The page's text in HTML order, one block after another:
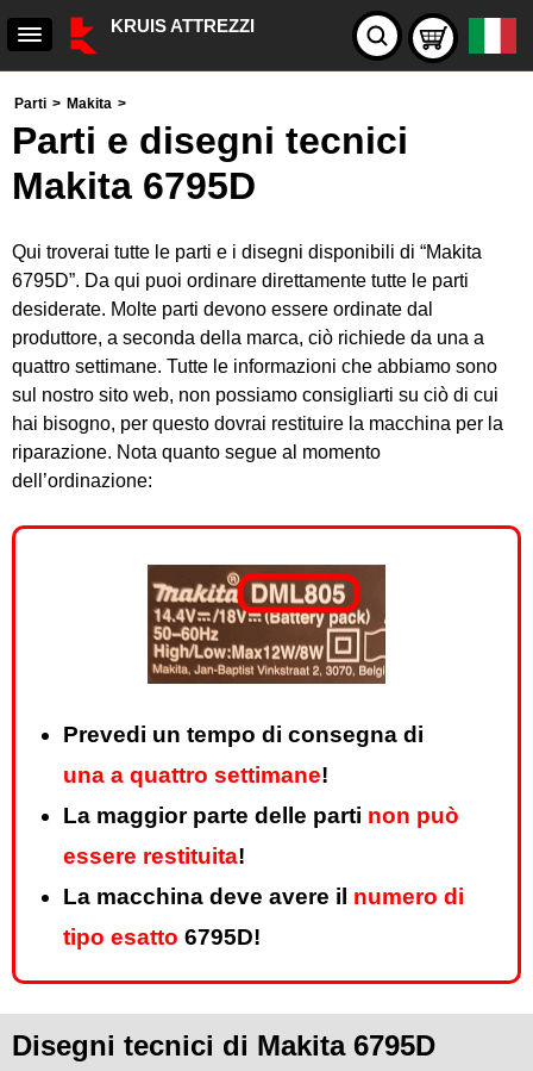
KRUIS ATTREZZI
Parti > Makita >
Parti e disegni tecnici
Makita 6795D
Qui troverai tutte le parti e i disegni disponibili di “Makita
6795D”. Da qui puoi ordinare direttamente tutte le parti
desiderate. Molte parti devono essere ordinate dal
produttore, a seconda della marca, ciò richiede da una a
quattro settimane. Tutte le informazioni che abbiamo sono
sul nostro sito web, non possiamo consigliarti su ciò di cui
hai bisogno, per questo dovrai restituire la macchina per la
riparazione. Nota quanto segue al momento
dell’ordinazione:
Prevedi un tempo di consegna di
una a quattro settimane!
La maggior parte delle parti non può
essere restituita!
La macchina deve avere il numero di
tipo esatto 6795D!
Disegni tecnici di Makita 6795D